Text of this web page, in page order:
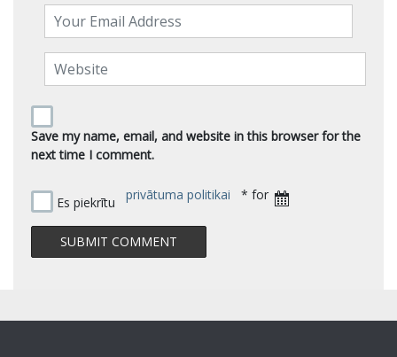
Save my name, email, and website in this browser for the
next time I comment.
Es piekrītu privātuma politikai * for